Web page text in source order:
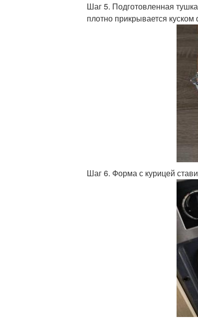
Шаг 5. Подготовленная
плотно прикрывается куском
Шаг 6. Форма с курицей